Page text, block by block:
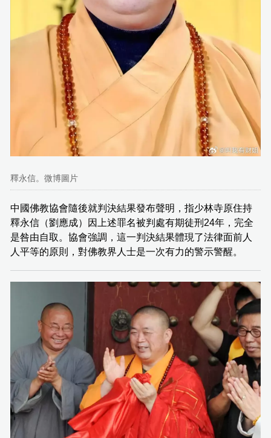
釋永信。微博圖片
中國佛教協會隨後就判決結果發布聲明，指少林寺原住持
釋永信（劉應成）因上述罪名被判處有期徒刑24年，完全
是咎由自取。協會強調，這一判決結果體現了法律面前人
人平等的原則，對佛教界人士是一次有力的警示警醒。